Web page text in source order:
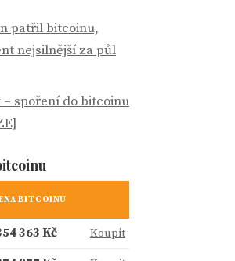
patřil bitcoinu,
nejsilnější za půl
– spoření do bitcoinu
BITCOINU
363 Kč Koupit